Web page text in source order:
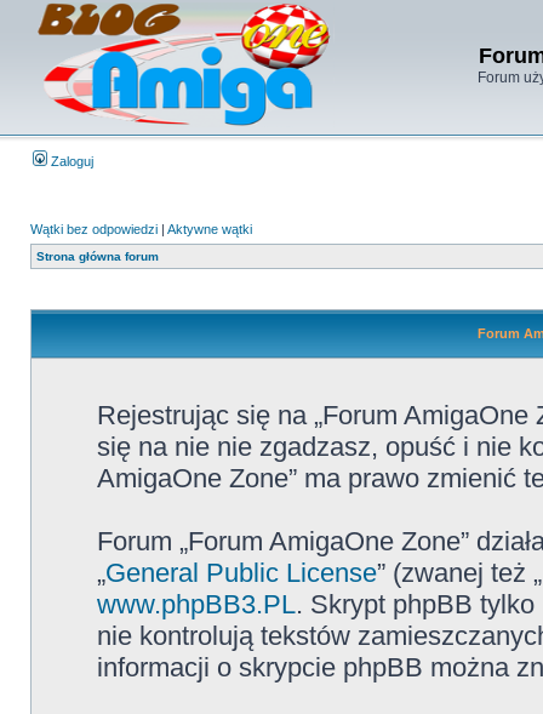
Forum
Zaloguj
Wątki bez odpowiedzi | Aktywne wątki
Strona główna forum
Forum
Rejestrując się na „Forum
się na nie nie zgadzasz, opuść i nie
AmigaOne Zone” ma prawo zmienić
Forum „Forum AmigaOne Zone”
„General Public License” (zwanej też
www.phpBB3.PL. Skrypt phpBB tylko
nie kontrolują tekstów
informacji o skrypcie phpBB można